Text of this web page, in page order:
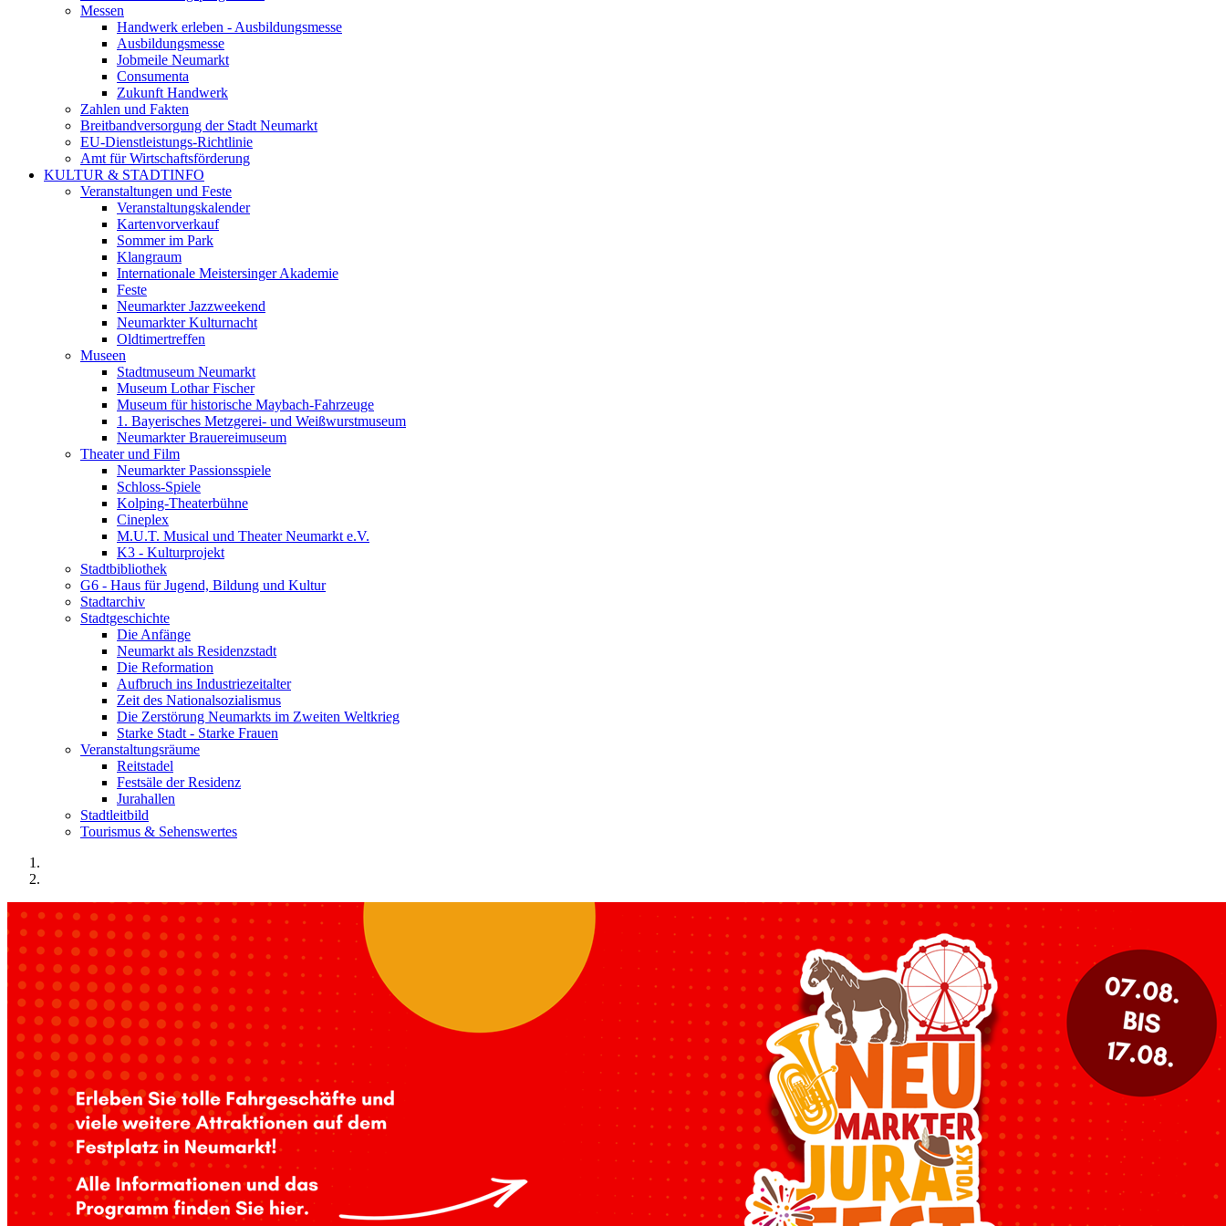
Messen
Handwerk erleben - Ausbildungsmesse
Ausbildungsmesse
Jobmeile Neumarkt
Consumenta
Zukunft Handwerk
Zahlen und Fakten
Breitbandversorgung der Stadt Neumarkt
EU-Dienstleistungs-Richtlinie
Amt für Wirtschaftsförderung
KULTUR & STADTINFO
Veranstaltungen und Feste
Veranstaltungskalender
Kartenvorverkauf
Sommer im Park
Klangraum
Internationale Meistersinger Akademie
Feste
Neumarkter Jazzweekend
Neumarkter Kulturnacht
Oldtimertreffen
Museen
Stadtmuseum Neumarkt
Museum Lothar Fischer
Museum für historische Maybach-Fahrzeuge
1. Bayerisches Metzgerei- und Weißwurstmuseum
Neumarkter Brauereimuseum
Theater und Film
Neumarkter Passionsspiele
Schloss-Spiele
Kolping-Theaterbühne
Cineplex
M.U.T. Musical und Theater Neumarkt e.V.
K3 - Kulturprojekt
Stadtbibliothek
G6 - Haus für Jugend, Bildung und Kultur
Stadtarchiv
Stadtgeschichte
Die Anfänge
Neumarkt als Residenzstadt
Die Reformation
Aufbruch ins Industriezeitalter
Zeit des Nationalsozialismus
Die Zerstörung Neumarkts im Zweiten Weltkrieg
Starke Stadt - Starke Frauen
Veranstaltungsräume
Reitstadel
Festsäle der Residenz
Jurahallen
Stadtleitbild
Tourismus & Sehenswertes